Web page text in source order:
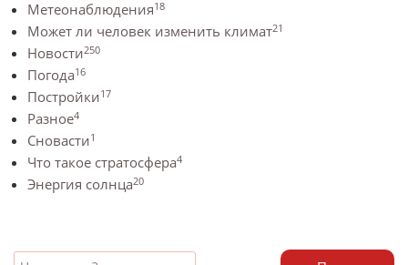
Метеонаблюдения18
Может ли человек изменить климат21
Новости250
Погода16
Постройки17
Разное4
Сновасти1
Что такое стратосфера4
Энергия солнца20